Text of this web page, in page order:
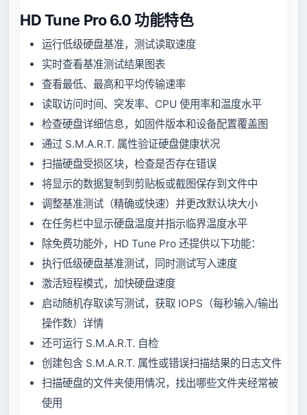
HD Tune Pro 6.0 功能特色
运行低级硬盘基准，测试读取速度
实时查看基准测试结果图表
查看最低、最高和平均传输速率
读取访问时间、突发率、CPU 使用率和温度水平
检查硬盘详细信息，如固件版本和设备配置覆盖图
通过 S.M.A.R.T. 属性验证硬盘健康状况
扫描硬盘受损区块，检查是否存在错误
将显示的数据复制到剪贴板或截图保存到文件中
调整基准测试（精确或快速）并更改默认块大小
在任务栏中显示硬盘温度并指示临界温度水平
除免费功能外，HD Tune Pro 还提供以下功能：
执行低级硬盘基准测试，同时测试写入速度
激活短程模式，加快硬盘速度
启动随机存取读写测试，获取 IOPS（每秒输入/输出
操作数）详情
还可运行 S.M.A.R.T. 自检
创建包含 S.M.A.R.T. 属性或错误扫描结果的日志文件
扫描硬盘的文件夹使用情况，找出哪些文件夹经常被
使用